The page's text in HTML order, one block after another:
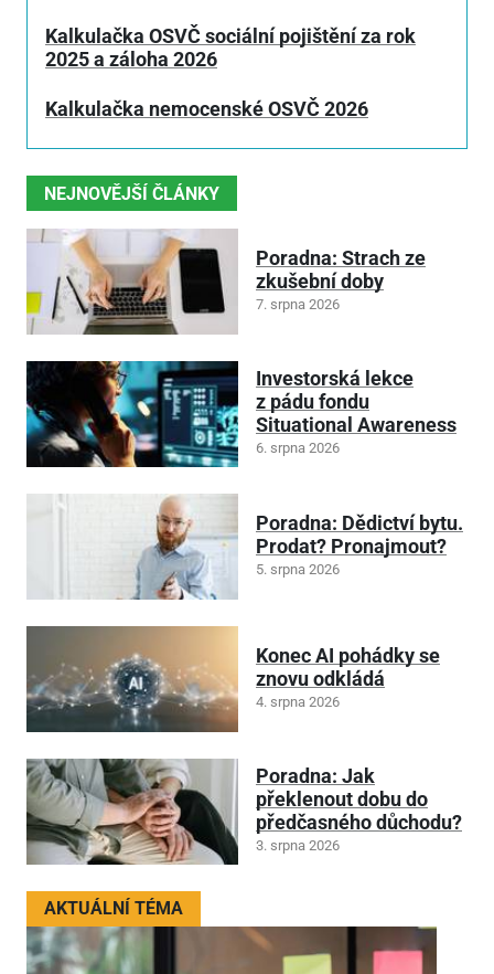
Kalkulačka OSVČ sociální pojištění za rok
2025 a záloha 2026
Kalkulačka nemocenské OSVČ 2026
NEJNOVĚJŠÍ ČLÁNKY
Poradna: Strach ze
zkušební doby
7. srpna 2026
Investorská lekce
z pádu fondu
Situational Awareness
6. srpna 2026
Poradna: Dědictví bytu.
Prodat? Pronajmout?
5. srpna 2026
Konec AI pohádky se
znovu odkládá
4. srpna 2026
Poradna: Jak
překlenout dobu do
předčasného důchodu?
3. srpna 2026
AKTUÁLNÍ TÉMA